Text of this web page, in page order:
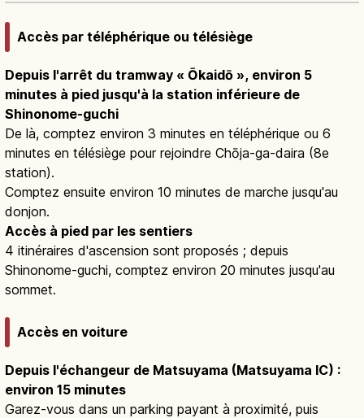
Accès par téléphérique ou télésiège
Depuis l'arrêt du tramway « Ōkaidō », environ 5
minutes à pied jusqu'à la station inférieure de
Shinonome-guchi
De là, comptez environ 3 minutes en téléphérique ou 6
minutes en télésiège pour rejoindre Chōja-ga-daira (8e
station).
Comptez ensuite environ 10 minutes de marche jusqu'au
donjon.
Accès à pied par les sentiers
4 itinéraires d'ascension sont proposés ; depuis
Shinonome-guchi, comptez environ 20 minutes jusqu'au
sommet.
Accès en voiture
Depuis l'échangeur de Matsuyama (Matsuyama IC) :
environ 15 minutes
Garez-vous dans un parking payant à proximité, puis